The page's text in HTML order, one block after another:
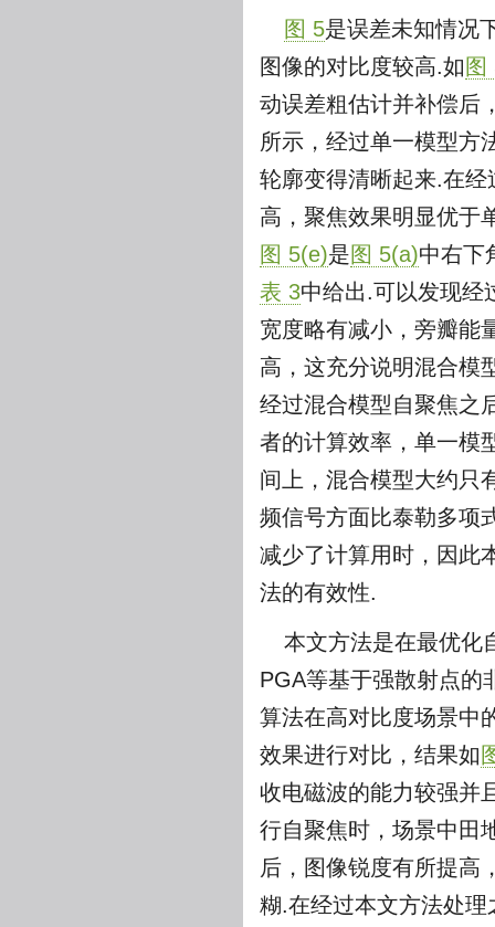
图 5是误差未知情况
图像的对比度较高.如 图
动误差粗估计并补偿后
所示，经过单一模型方
轮廓变得清晰起来.在
高，聚焦效果明显优于
图 5(e)是图 5(a)中右下
表 3中给出.可以发现经
宽度略有减小，旁瓣能
高，这充分说明混合模
经过混合模型自聚焦之
者的计算效率，单一模
间上，混合模型大约只
频信号方面比泰勒多项
减少了计算用时，因此
法的有效性.
本文方法是在最优化
PGA等基于强散射点的
算法在高对比度场景中
效果进行对比，结果如
收电磁波的能力较强并
行自聚焦时，场景中田
后，图像锐度有所提高
糊.在经过本文方法处